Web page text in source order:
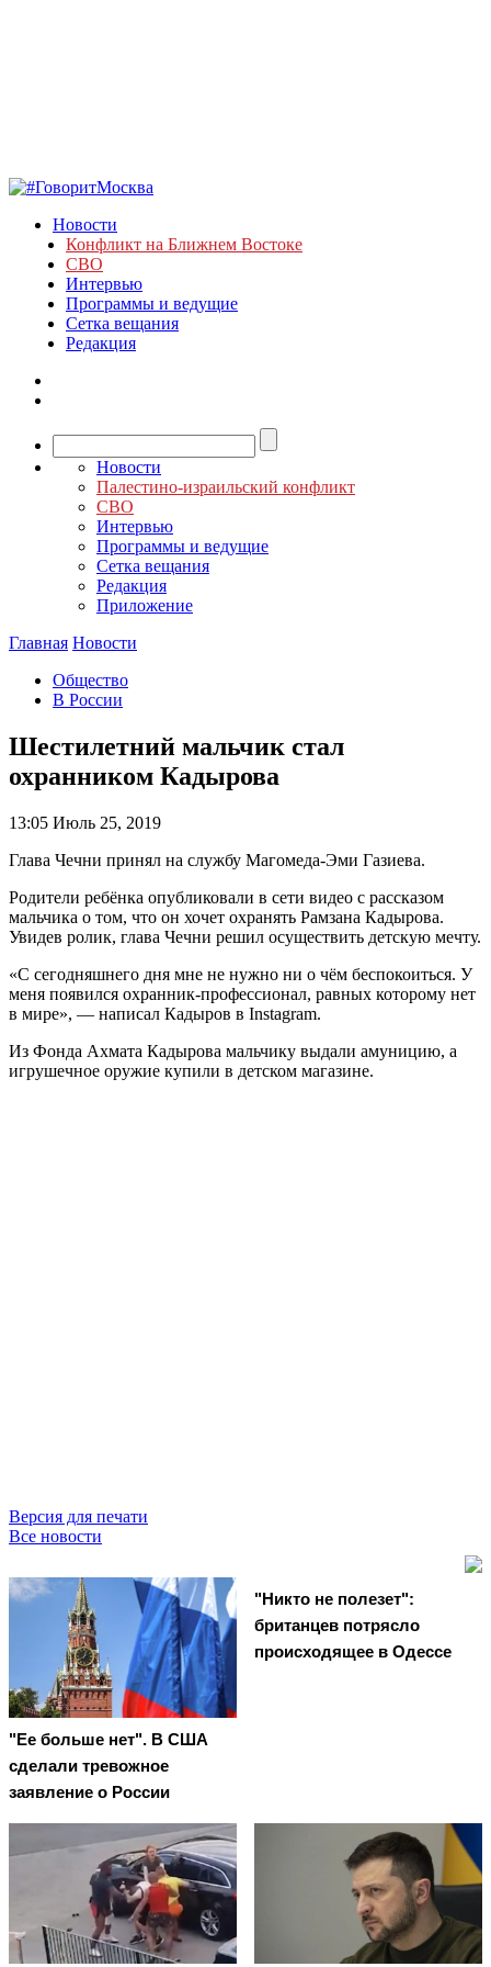
Новости
Конфликт на Ближнем Востоке
СВО
Интервью
Программы и ведущие
Сетка вещания
Редакция
Новости
Палестино-израильский конфликт
СВО
Интервью
Программы и ведущие
Сетка вещания
Редакция
Приложение
Главная Новости
Общество
В России
Шестилетний мальчик стал
охранником Кадырова
13:05 Июль 25, 2019
Глава Чечни принял на службу Магомеда-Эми Газиева.
Родители ребёнка опубликовали в сети видео с рассказом
мальчика о том, что он хочет охранять Рамзана Кадырова.
Увидев ролик, глава Чечни решил осуществить детскую мечту.
«С сегодняшнего дня мне не нужно ни о чём беспокоиться. У
меня появился охранник-профессионал, равных которому нет
в мире», — написал Кадыров в Instagram.
Из Фонда Ахмата Кадырова мальчику выдали амуницию, а
игрушечное оружие купили в детском магазине.
Версия для печати
Все новости
"Ее больше нет". В США
сделали тревожное
заявление о России
"Никто не полезет":
британцев потрясло
происходящее в Одессе